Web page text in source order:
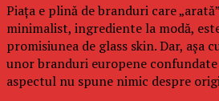
Piața e plină de branduri care
minimalist, ingrediente la modă,
promisiunea de glass skin. Dar, așa
unor branduri europene
aspectul nu spune nimic despre